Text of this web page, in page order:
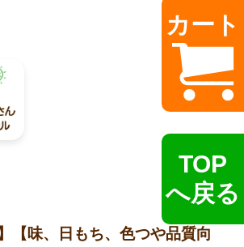
カート
TOP
へ戻る
【味、日もち、色つや品質向